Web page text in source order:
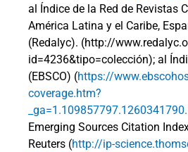
al Índice de la Red de Revistas
América Latina y el Caribe,
(Redalyc). (http://
id=4236&tipo=colección); al
(EBSCO) (https://
coverage.htm?
Emerging Sources Citation
Reuters (http://ip-